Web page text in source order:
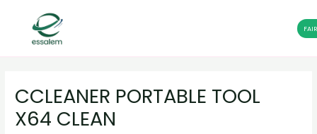
contenu
CCLEANER PORTABLE TOOL
X64 CLEAN
articles